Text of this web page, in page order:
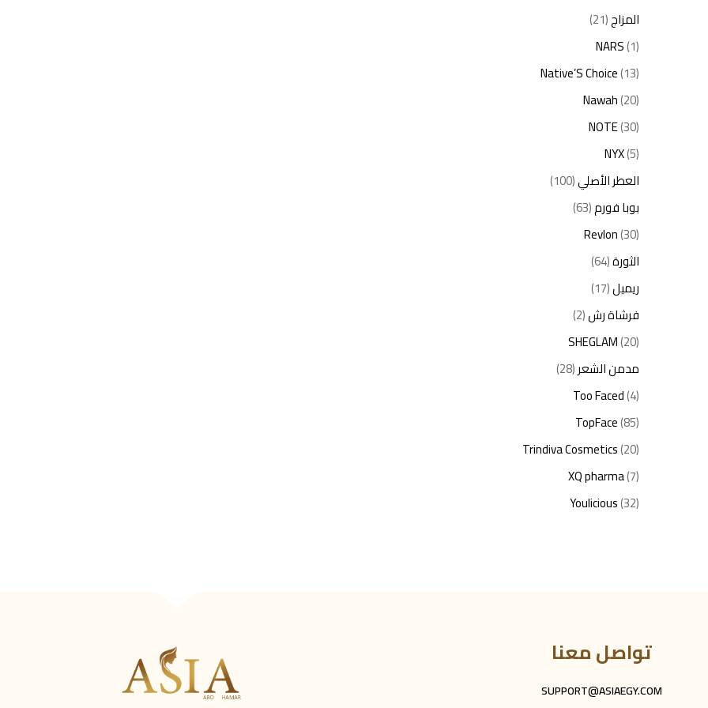
المزاج(21)
NARS(1)
Native’S Choice(13)
Nawah(20)
NOTE(30)
NYX(5)
العطر الأصلي(100)
بوبا فورم(63)
Revlon(30)
الثورة(64)
ريميل(17)
فرشاة رش(2)
SHEGLAM(20)
مدمن الشعر(28)
Too Faced(4)
TopFace(85)
Trindiva Cosmetics(20)
XQ pharma(7)
Youlicious(32)
تواصل معنا
SUPPORT@ASIAEGY.COM